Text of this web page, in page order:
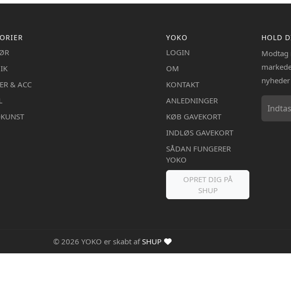
& ACC
YOKO
LOGIN
OM
KONTAKT
ANLEDNINGER
KØB GAVEKORT
INDLØS GAVEKORT
SÅDAN FUNGERER
YOKO
OPRET DIG PÅ
SHUP
HOLD
Modtag
© 2026 YOKO er skabt afSHUP